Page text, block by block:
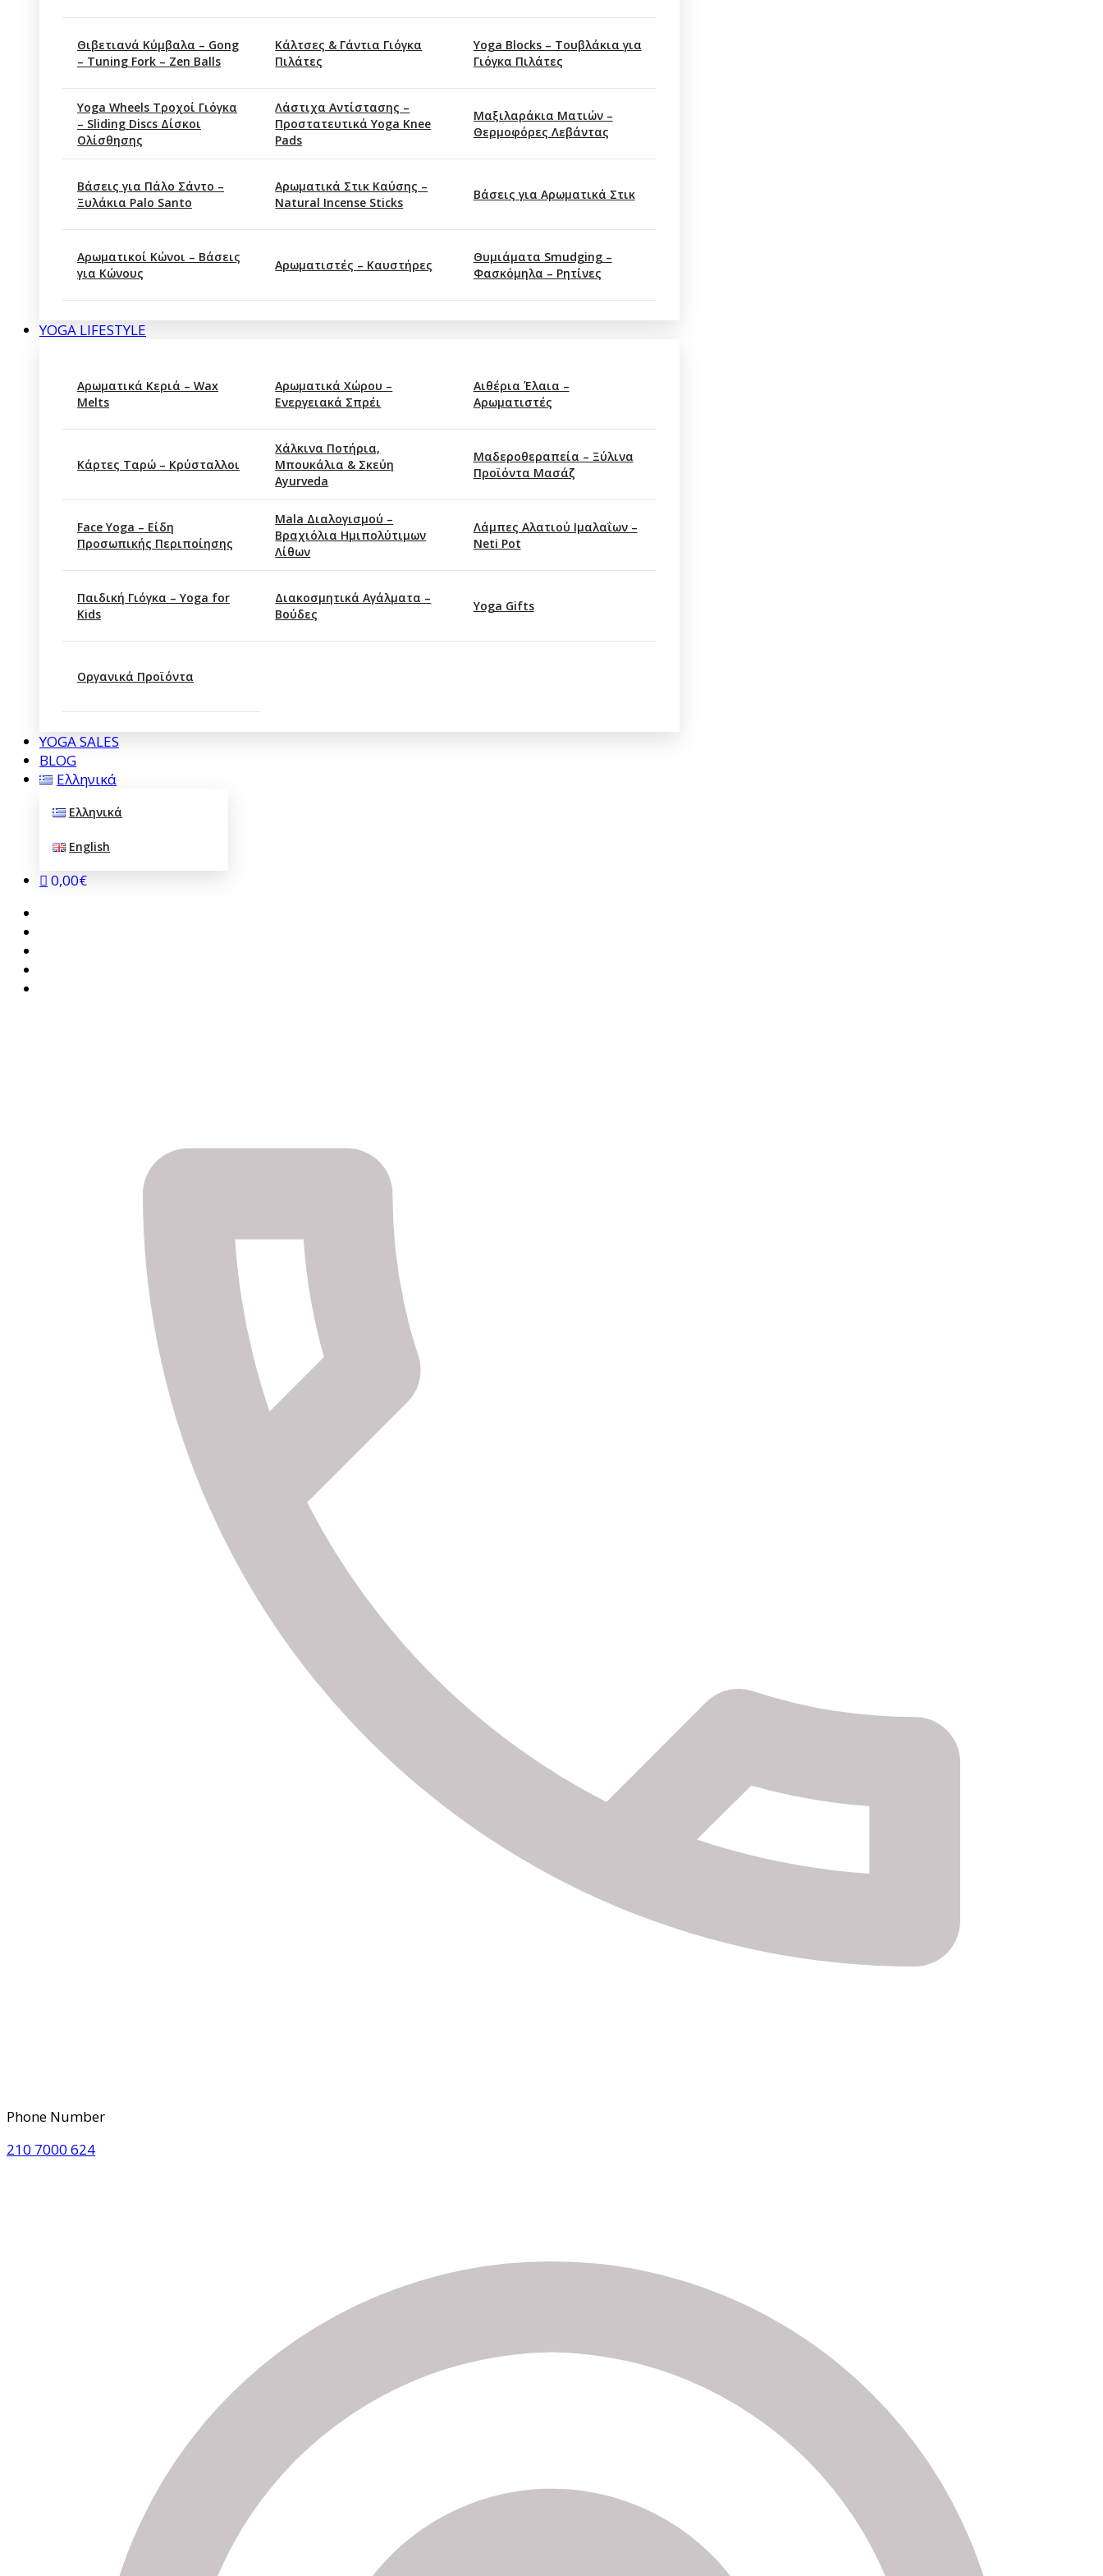
Θιβετιανά Κύμβαλα – Gong
– Tuning Fork – Zen Balls
Κάλτσες & Γάντια Γιόγκα
Πιλάτες
Yoga Blocks – Τουβλάκια για
Γιόγκα Πιλάτες
Yoga Wheels Τροχοί Γιόγκα
– Sliding Discs Δίσκοι
Ολίσθησης
Λάστιχα Αντίστασης –
Προστατευτικά Yoga Knee
Pads
Μαξιλαράκια Ματιών –
Θερμοφόρες Λεβάντας
Βάσεις για Πάλο Σάντο –
Ξυλάκια Palo Santo
Αρωματικά Στικ Καύσης –
Natural Incense Sticks
Βάσεις για Αρωματικά Στικ
Αρωματικοί Κώνοι – Βάσεις
για Κώνους
Αρωματιστές – Καυστήρες
Θυμιάματα Smudging –
Φασκόμηλα – Ρητίνες
YOGA LIFESTYLE
Αρωματικά Κεριά – Wax
Melts
Αρωματικά Χώρου –
Ενεργειακά Σπρέι
Αιθέρια Έλαια –
Αρωματιστές
Κάρτες Ταρώ – Κρύσταλλοι
Xάλκινα Ποτήρια,
Μπουκάλια & Σκεύη
Ayurveda
Mαδεροθεραπεία – Ξύλινα
Προϊόντα Μασάζ
Face Yoga – Είδη
Προσωπικής Περιποίησης
Mala Διαλογισμού –
Βραχιόλια Ημιπολύτιμων
Λίθων
Λάμπες Αλατιού Ιμαλαΐων –
Neti Pot
Παιδική Γιόγκα – Yoga for
Kids
Διακοσμητικά Αγάλματα –
Βούδες
Υoga Gifts
Οργανικά Προϊόντα
YOGA SALES
BLOG
Ελληνικά
Ελληνικά
English
0,00€
Phone Number
210 7000 624